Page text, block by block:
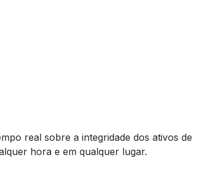
real sobre a integridade dos ativos de
hora e em qualquer lugar.